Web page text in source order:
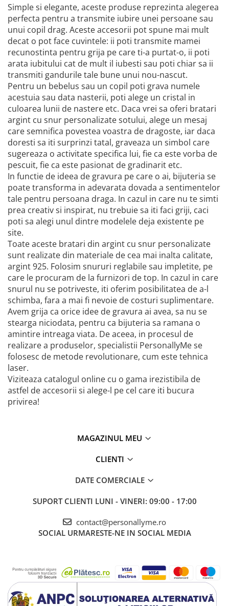
Simple si elegante, aceste produse reprezinta alegerea
perfecta pentru a transmite iubire unei persoane sau
unui copil drag. Aceste accesorii pot spune mai mult
decat o pot face cuvintele: ii poti transmite mamei
recunostinta pentru grija pe care ti-a purtat-o, ii poti
arata iubitului cat de mult il iubesti sau poti chiar sa ii
transmiti gandurile tale bune unui nou-nascut.
Pentru un bebelus sau un copil poti grava numele
acestuia sau data nasterii, poti alege un cristal in
culoarea lunii de nastere etc. Daca vrei sa oferi bratari
argint cu snur personalizate sotului, alege un mesaj
care semnifica povestea voastra de dragoste, iar daca
doresti sa iti surprinzi tatal, graveaza un simbol care
sugereaza o activitate specifica lui, fie ca este vorba de
pescuit, fie ca este pasionat de gradinarit etc.
In functie de ideea de gravura pe care o ai, bijuteria se
poate transforma in adevarata dovada a sentimentelor
tale pentru persoana draga. In cazul in care nu te simti
prea creativ si inspirat, nu trebuie sa iti faci griji, caci
poti sa alegi unul dintre modelele deja existente pe
site.
Toate aceste bratari din argint cu snur personalizate
sunt realizate din materiale de cea mai inalta calitate,
argint 925. Folosim snururi reglabile sau impletite, pe
care le procuram de la furnizori de top. In cazul in care
snurul nu se potriveste, iti oferim posibilitatea de a-l
schimba, fara a mai fi nevoie de costuri suplimentare.
Avem grija ca orice idee de gravura ai avea, sa nu se
stearga niciodata, pentru ca bijuteria sa ramana o
amintire intreaga viata. De aceea, in procesul de
realizare a produselor, specialistii PersonallyMe se
folosesc de metode revolutionare, cum este tehnica
laser.
Viziteaza catalogul online cu o gama irezistibila de
astfel de accesorii si alege-l pe cel care iti bucura
privirea!
MAGAZINUL MEU
CLIENTI
DATE COMERCIALE
SUPORT CLIENTI LUNI - VINERI: 09:00 - 17:00
contact@personallyme.ro
SOCIAL URMARESTE-NE IN SOCIAL MEDIA